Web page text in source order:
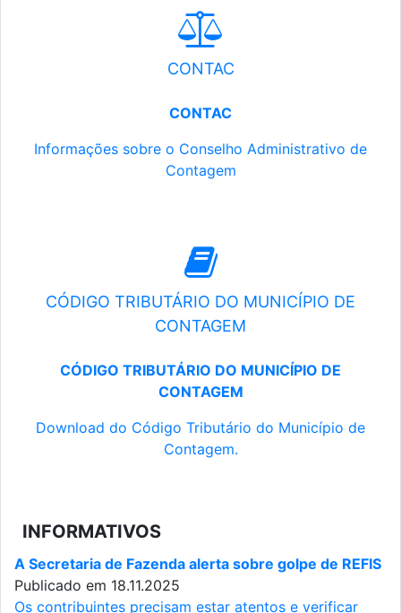
CONTAC
CONTAC
Informações sobre o Conselho Administrativo de
Contagem
CÓDIGO TRIBUTÁRIO DO MUNICÍPIO DE
CONTAGEM
CÓDIGO TRIBUTÁRIO DO MUNICÍPIO DE
CONTAGEM
Download do Código Tributário do Município de
Contagem.
INFORMATIVOS
A Secretaria de Fazenda alerta sobre golpe de REFIS
Publicado em 18.11.2025
Os contribuintes precisam estar atentos e verificar